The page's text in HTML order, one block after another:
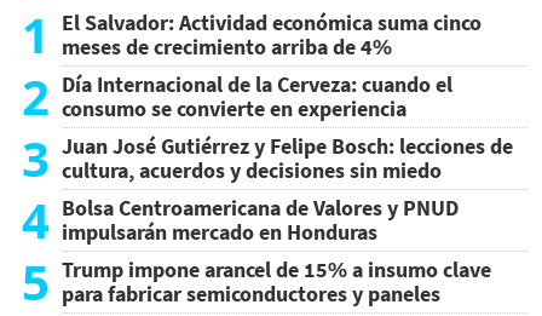
1
El Salvador: Actividad económica suma cinco
meses de crecimiento arriba de 4%
2 Día Internacional de la Cerveza: cuando el
consumo se convierte en experiencia
3 Juan José Gutiérrez y Felipe Bosch: lecciones de
cultura, acuerdos y decisiones sin miedo
4 Bolsa Centroamericana de Valores y PNUD
impulsarán mercado en Honduras
5 Trump impone arancel de 15% a insumo clave
para fabricar semiconductores y paneles